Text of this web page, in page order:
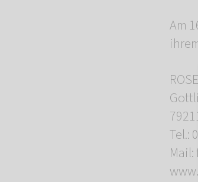
Am
Tel.: